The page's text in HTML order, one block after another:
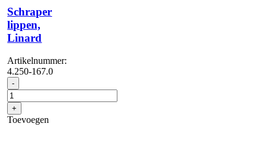
Schraper
lippen,
Linard
Artikelnummer:
4.250-167.0
- Schraper
lippen,
Linard
aantal
+
Toevoegen